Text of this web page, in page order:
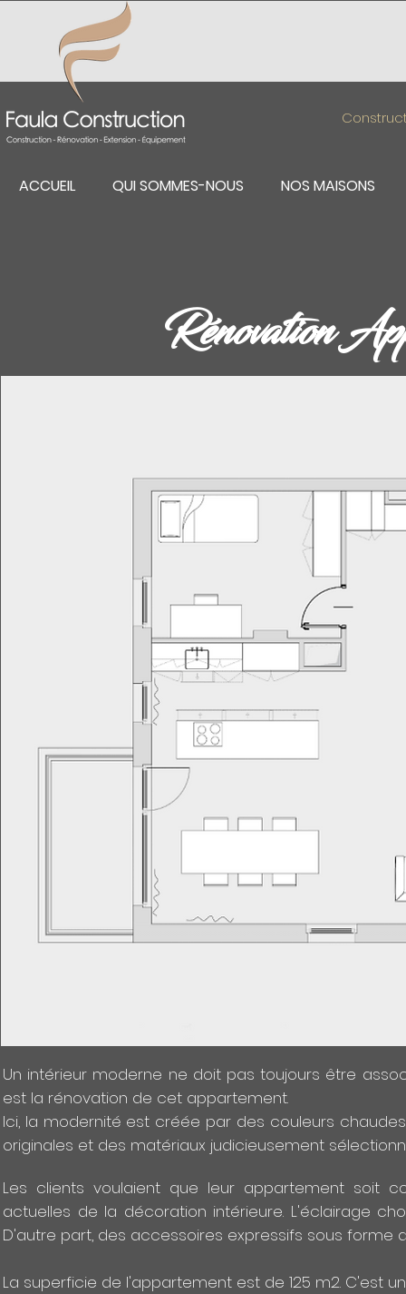
ACCUEIL QUI SOMMES-NOUS NOS MAISONS
Rénovation
Un intérieur moderne ne doit pas toujours être
est la rénovation de cet appartement.
Ici, la modernité est créée par des couleurs
originales et des matériaux judicieusement
Les clients voulaient que leur appartement soit
actuelles de la décoration intérieure. L'éclairage
D'autre part, des accessoires expressifs sous
La superficie de l'appartement est de 125 m2. C'est